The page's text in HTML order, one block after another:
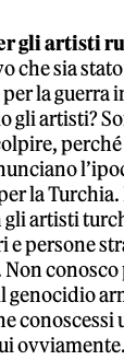
gli artisti
che sia
la guerra
gli artisti?
la
artisti
e persone
genocidio
ovviamente.